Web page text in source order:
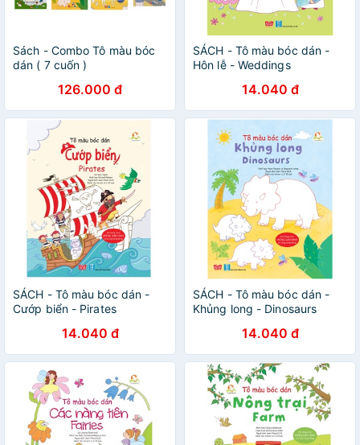
Sách - Combo Tô màu bóc
dán ( 7 cuốn )
126.000 đ
SÁCH - Tô màu bóc dán -
Hôn lễ - Weddings
14.040 đ
SÁCH - Tô màu bóc dán -
Cướp biển - Pirates
14.040 đ
SÁCH - Tô màu bóc dán -
Khủng long - Dinosaurs
14.040 đ